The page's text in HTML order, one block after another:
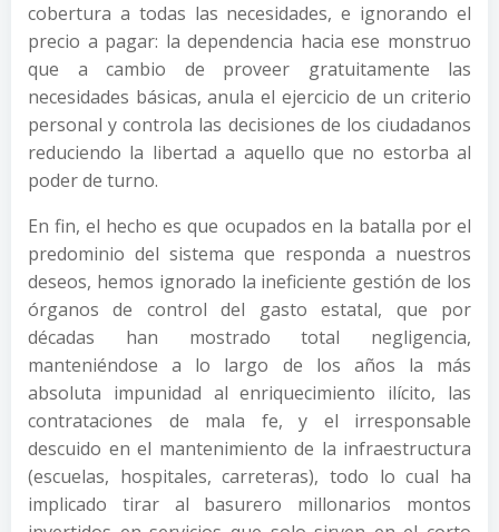
cobertura a todas las necesidades, e ignorando el
precio a pagar: la dependencia hacia ese monstruo
que a cambio de proveer gratuitamente las
necesidades básicas, anula el ejercicio de un criterio
personal y controla las decisiones de los ciudadanos
reduciendo la libertad a aquello que no estorba al
poder de turno.
En fin, el hecho es que ocupados en la batalla por el
predominio del sistema que responda a nuestros
deseos, hemos ignorado la ineficiente gestión de los
órganos de control del gasto estatal, que por
décadas han mostrado total negligencia,
manteniéndose a lo largo de los años la más
absoluta impunidad al enriquecimiento ilícito, las
contrataciones de mala fe, y el irresponsable
descuido en el mantenimiento de la infraestructura
(escuelas, hospitales, carreteras), todo lo cual ha
implicado tirar al basurero millonarios montos